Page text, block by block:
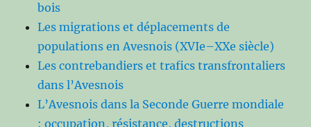
bois
Les migrations et déplacements de
populations en Avesnois (XVIe–XXe siècle)
Les contrebandiers et trafics transfrontaliers
dans l’Avesnois
L’Avesnois dans la Seconde Guerre mondiale
: occupation, résistance, destructions